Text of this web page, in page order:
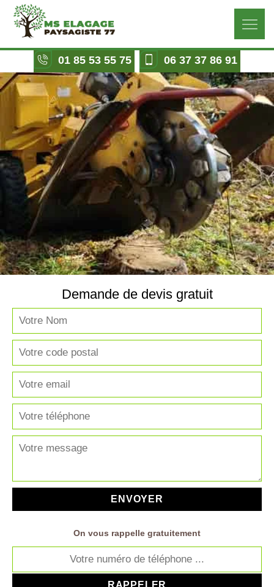
01 85 53 55 75 06 37 37 86 91
Demande de devis gratuit
On vous rappelle gratuitement